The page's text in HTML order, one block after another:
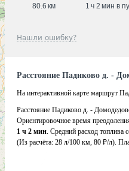
80.6 км 1 ч 2 мин в
Нашли ошибку?
Расстояние Падиково д. -
На интерактивной карте маршрут
Расстояние Падиково д. -
Ориентировочное время
1 ч 2 мин. Средний расход топлива
(Из расчёта: 28 л/100 км, 80 ₽/л).